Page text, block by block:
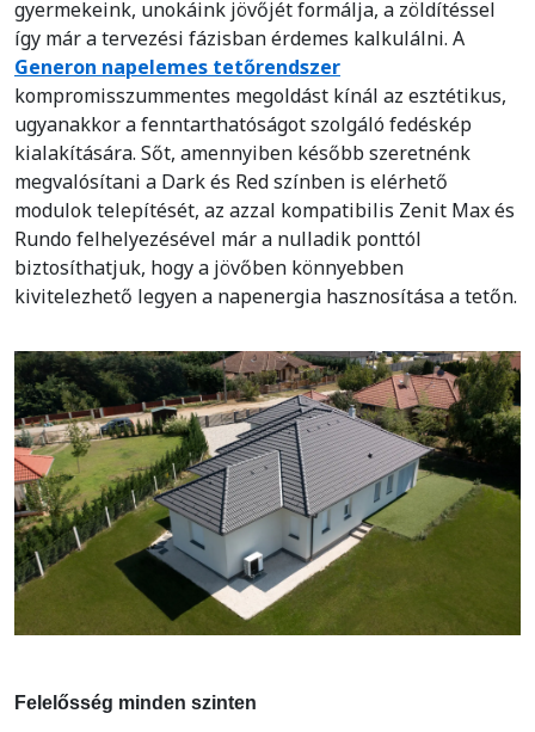
gyermekeink, unokáink jövőjét formálja, a zöldítéssel
így már a tervezési fázisban érdemes kalkulálni. A
Generon napelemes tetőrendszer
kompromisszummentes megoldást kínál az esztétikus,
ugyanakkor a fenntarthatóságot szolgáló fedéskép
kialakítására. Sőt, amennyiben később szeretnénk
megvalósítani a Dark és Red színben is elérhető
modulok telepítését, az azzal kompatibilis Zenit Max és
Rundo felhelyezésével már a nulladik ponttól
biztosíthatjuk, hogy a jövőben könnyebben
kivitelezhető legyen a napenergia hasznosítása a tetőn.
Felelősség minden szinten